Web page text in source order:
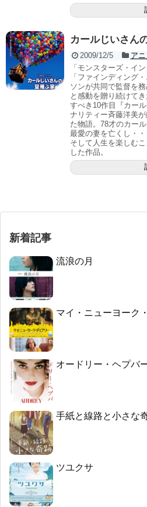
カールじいさん
2009/12/5
ア
「モンスターズ・イ
「ファインディング
ソンが共同で監督を
と感動を贈り続けて
すべき10作目『カー
ナリティー斉藤洋美
た物語。78才のカー
最愛の妻を亡くし・
そして人生を楽しむ
した作品。
新着記事
流浪の月
マイ・ニューヨーク
オードリー・ヘプバ
手紙と線路と小さな
ツユクサ